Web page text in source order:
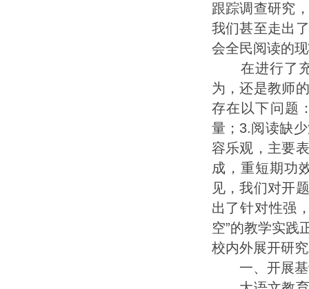
跟踪调查研究
我们甚至走出
会全民阅读的
在进行了充
为，还是教师
存在以下问题
量；3.阅读缺
容乐观，主要
成，重短期功
见，我们对开
出了针对性强
空”的教学实践
校内外展开研
一、开展基于